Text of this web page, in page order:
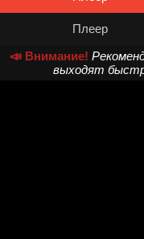
Плеер
📣 Внимание!
выходят